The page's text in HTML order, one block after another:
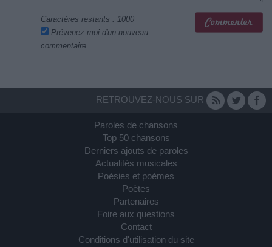
Caractères restants : 1000
Prévenez-moi d'un nouveau
commentaire
RETROUVEZ-NOUS SUR
Paroles de chansons
Top 50 chansons
Derniers ajouts de paroles
Actualités musicales
Poésies et poèmes
Poètes
Partenaires
Foire aux questions
Contact
Conditions d'utilisation du site